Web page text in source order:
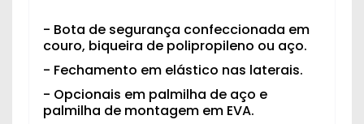
- Bota de segurança confeccionada em
couro, biqueira de polipropileno ou aço.
- Fechamento em elástico nas laterais.
- Opcionais em palmilha de aço e
palmilha de montagem em EVA.